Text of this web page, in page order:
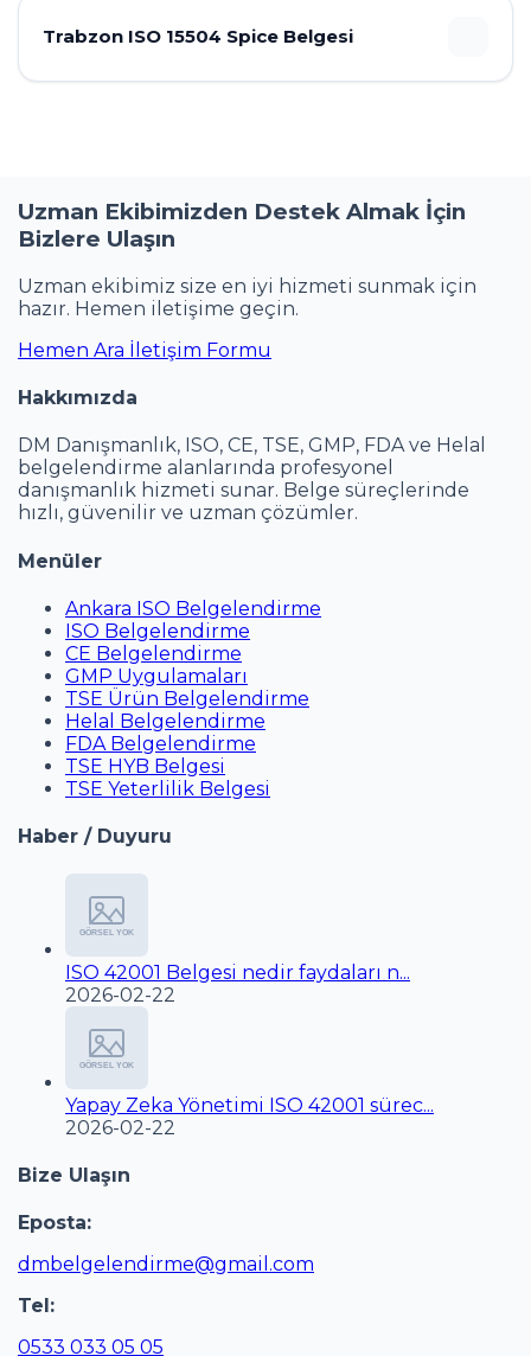
Trabzon ISO 15504 Spice Belgesi
Uzman Ekibimizden Destek Almak İçin
Bizlere Ulaşın
Uzman ekibimiz size en iyi hizmeti sunmak için
hazır. Hemen iletişime geçin.
Hemen Ara İletişim Formu
Hakkımızda
DM Danışmanlık, ISO, CE, TSE, GMP, FDA ve Helal
belgelendirme alanlarında profesyonel
danışmanlık hizmeti sunar. Belge süreçlerinde
hızlı, güvenilir ve uzman çözümler.
Menüler
Ankara ISO Belgelendirme
ISO Belgelendirme
CE Belgelendirme
GMP Uygulamaları
TSE Ürün Belgelendirme
Helal Belgelendirme
FDA Belgelendirme
TSE HYB Belgesi
TSE Yeterlilik Belgesi
Haber / Duyuru
ISO 42001 Belgesi nedir faydaları n...
2026-02-22
Yapay Zeka Yönetimi ISO 42001 sürec...
2026-02-22
Bize Ulaşın
Eposta:
dmbelgelendirme@gmail.com
Tel:
0533 033 05 05